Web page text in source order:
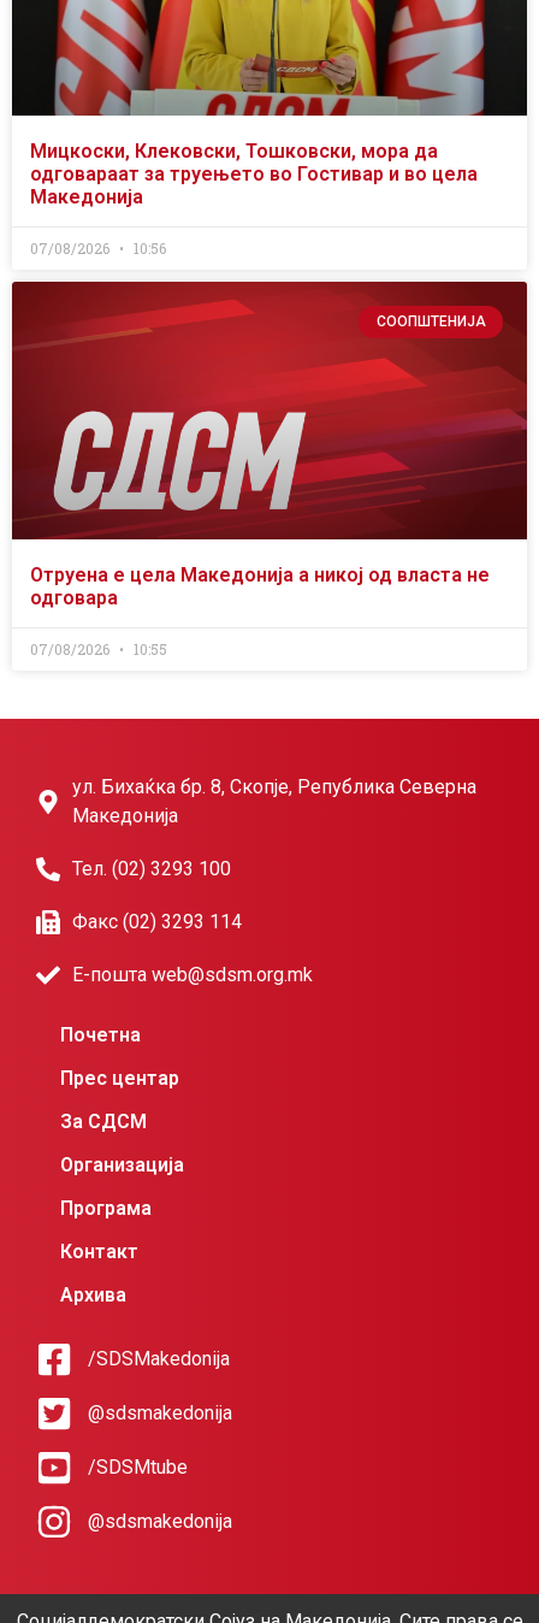
Мицкоски, Клековски, Тошковски, мора да
одговараат за труењето во Гостивар и во цела
Македонија
07/08/2026 10:56
СООПШТЕНИЈА
Отруена е цела Македонија а никој од власта не
одговара
07/08/2026 10:55
ул. Бихаќка бр. 8, Скопје, Република Северна
Македонија
Тел. (02) 3293 100
Факс (02) 3293 114
Е-пошта web@sdsm.org.mk
Почетна
Прес центар
За СДСМ
Организација
Програма
Контакт
Архива
/SDSMakedonija
@sdsmakedonija
/SDSMtube
@sdsmakedonija